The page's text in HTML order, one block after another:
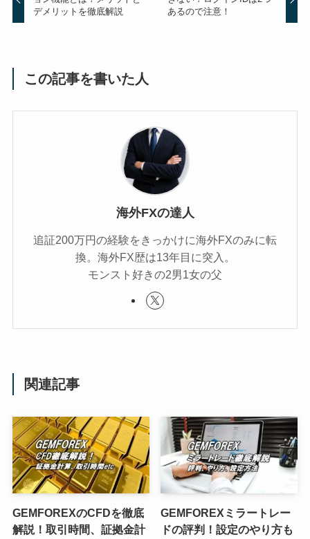
デメリットを徹底解説
あるので注意！
この記事を書いた人
海外FXの達人
追証200万円の経験をきっかけに海外FXのみに転
換。海外FX歴は13年目に突入。
モンスト好きの2男1女の父
関連記事
GEMFOREXのCFDを徹底
解説！取引時間、証拠金計
GEMFOREXミラートレー
ドの評判！設定のやり方も